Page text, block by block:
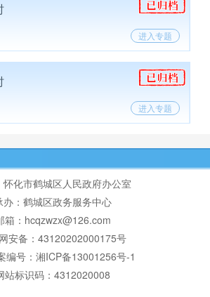
进入专题
进入专题
怀化市鹤城区人民政府办公室
办：鹤城区政务服务中心
箱：hcqzwzx@126.com
安备：43120202000175号
编号：湘ICP备13001256号-1
站标识码：4312020008